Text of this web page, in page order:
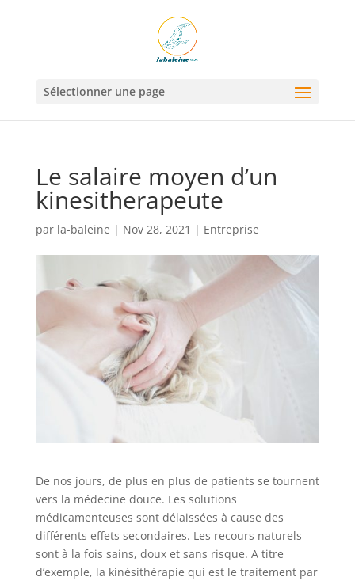
Sélectionner une page
Le salaire moyen d’un
kinesitherapeute
par la-baleine | Nov 28, 2021 | Entreprise
De nos jours, de plus en plus de patients se tournent
vers la médecine douce. Les solutions
médicamenteuses sont délaissées à cause des
différents effets secondaires. Les recours naturels
sont à la fois sains, doux et sans risque. A titre
d’exemple, la kinésithérapie qui est le traitement par